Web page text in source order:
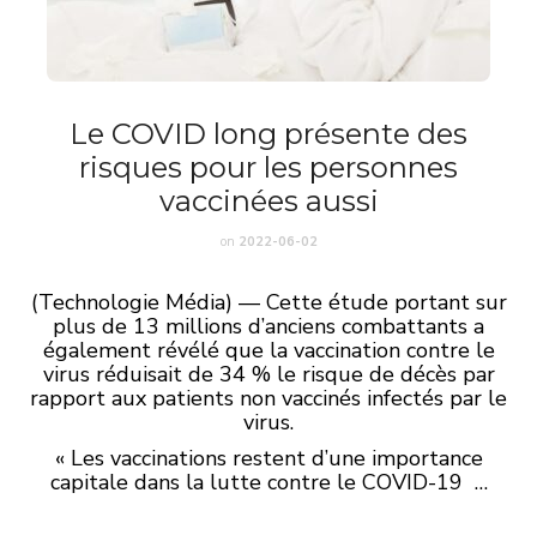
Le COVID long présente des
risques pour les personnes
vaccinées aussi
on 2022-06-02
(Technologie Média) — Cette étude portant sur
plus de 13 millions d’anciens combattants a
également révélé que la vaccination contre le
virus réduisait de 34 % le risque de décès par
rapport aux patients non vaccinés infectés par le
virus.
« Les vaccinations restent d’une importance
capitale dans la lutte contre le COVID-19 …